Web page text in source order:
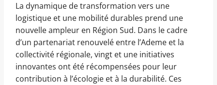
La dynamique de transformation vers une
logistique et une mobilité durables prend une
nouvelle ampleur en Région Sud. Dans le cadre
d’un partenariat renouvelé entre l’Ademe et la
collectivité régionale, vingt et une initiatives
innovantes ont été récompensées pour leur
contribution à l’écologie et à la durabilité. Ces